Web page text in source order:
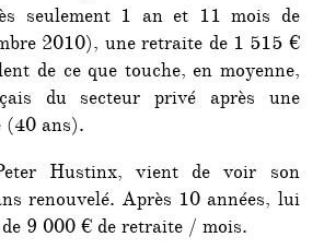
seulement 1 an et 11 mois de
2010), une retraite de 1 515 €
de ce que touche, en moyenne,
du secteur privé après une
(40 ans).
Hustinx, vient de voir son
renouvelé. Après 10 années, lui
9 000 € de retraite / mois.